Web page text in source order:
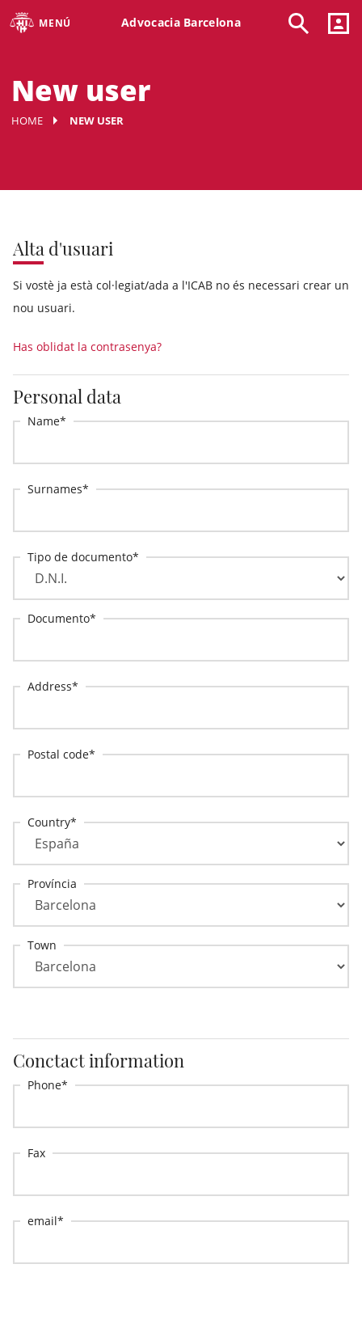
MENÚ Advocacia Barcelona
New user
HOME NEW USER
Alta d'usuari
Si vostè ja està col·legiat/ada a l'ICAB no és necessari crear un
nou usuari.
Has oblidat la contrasenya?
Personal data
Name
Surnames
Tipo de documento
Documento
Address
Postal code
Country
Província
Town
Conctact information
Phone
Fax
email